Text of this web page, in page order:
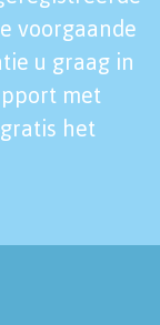
voorgaande
u graag in
met
gratis het